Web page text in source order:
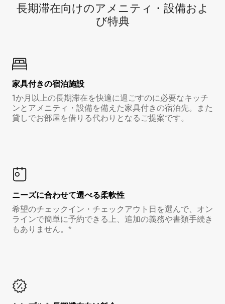
長期滞在向け⁠のア⁠メ⁠ニ⁠テ⁠ィ⁠・設⁠備⁠およ
び特⁠典
家具付き⁠の宿⁠泊⁠施⁠設
1か月以上の長期滞在を快適に過ごすのに必要なキッチ
ンとアメニティ・設備を備えた家具付きの宿泊先。また
貸しでお部屋を借りる代わりとなるご提案です。
ニーズに合わせて選べる柔軟性
希望のチェックイン・チェックアウト日を選んで、オン
ラインで簡単に予約できる上、追加の義務や書類手続き
もありません。*